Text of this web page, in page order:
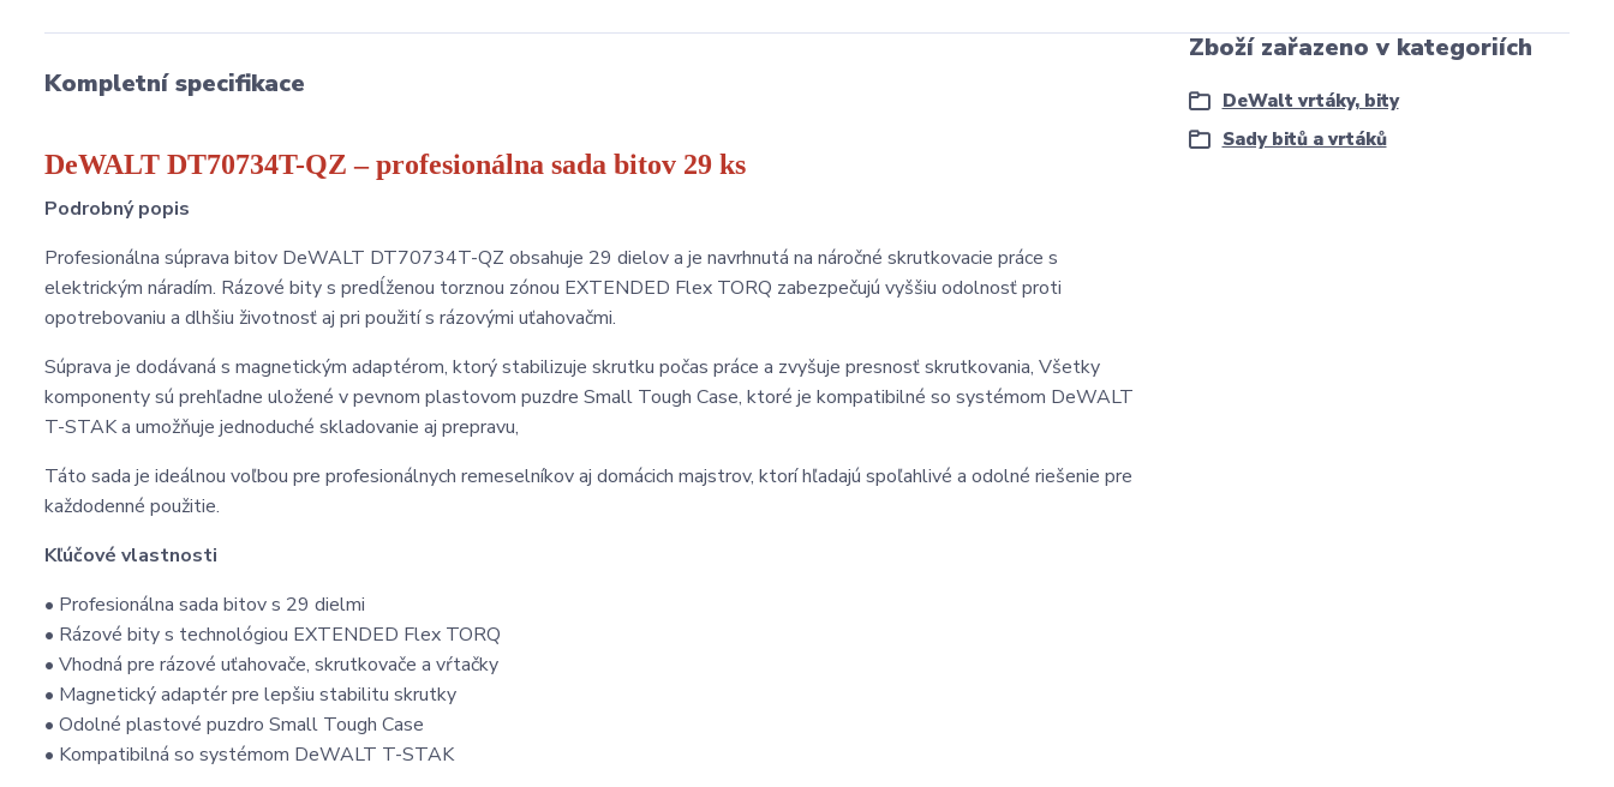
Kompletní specifikace
DeWALT DT70734T-QZ – profesionálna sada bitov 29 ks
Podrobný popis
Profesionálna súprava bitov DeWALT DT70734T-QZ obsahuje 29 dielov a je navrhnutá na náročné skrutkovacie práce s
elektrickým náradím. Rázové bity s predĺženou torznou zónou EXTENDED Flex TORQ zabezpečujú vyššiu odolnosť proti
opotrebovaniu a dlhšiu životnosť aj pri použití s rázovými uťahovačmi.
Súprava je dodávaná s magnetickým adaptérom, ktorý stabilizuje skrutku počas práce a zvyšuje presnosť skrutkovania, Všetky
komponenty sú prehľadne uložené v pevnom plastovom puzdre Small Tough Case, ktoré je kompatibilné so systémom DeWALT
T-STAK a umožňuje jednoduché skladovanie aj prepravu,
Táto sada je ideálnou voľbou pre profesionálnych remeselníkov aj domácich majstrov, ktorí hľadajú spoľahlivé a odolné riešenie pre
každodenné použitie.
Kľúčové vlastnosti
• Profesionálna sada bitov s 29 dielmi
• Rázové bity s technológiou EXTENDED Flex TORQ
• Vhodná pre rázové uťahovače, skrutkovače a vŕtačky
• Magnetický adaptér pre lepšiu stabilitu skrutky
• Odolné plastové puzdro Small Tough Case
• Kompatibilná so systémom DeWALT T-STAK
Zboží zařazeno v kategoriích
DeWalt vrtáky, bity
Sady bitů a vrtáků